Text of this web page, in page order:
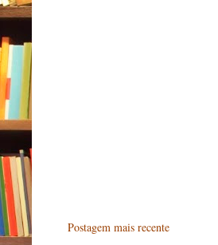
Postagem mais recente